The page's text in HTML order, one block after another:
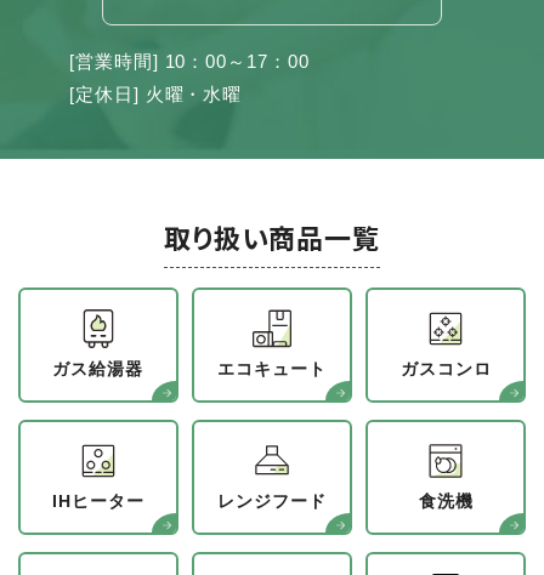
[営業時間] 10：00～17：00
[定休日] 火曜・水曜
取り扱い商品一覧
ガス給湯器 エコキュート ガスコンロ
IHヒーター レンジフード 食洗機